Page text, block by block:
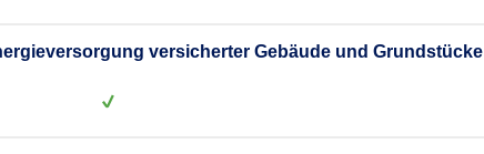
versicherter Gebäude und Grundstücke